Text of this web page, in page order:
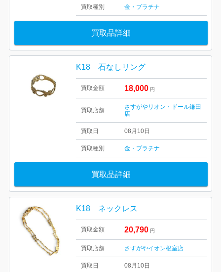
買取種別 金・プラチナ
買取品詳細
K18 石なしリング
買取金額 18,000 円
買取店舗
さすがやリオン・ドール鎌田
店
買取日 08月10日
買取種別 金・プラチナ
買取品詳細
K18 ネックレス
買取金額 20,790 円
買取店舗 さすがやイオン根室店
買取日 08月10日